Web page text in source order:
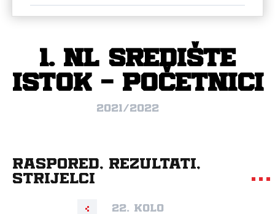
1. NL Središte
Istok - Početnici
2021/2022
Raspored, rezultati,
strijelci
22. kolo